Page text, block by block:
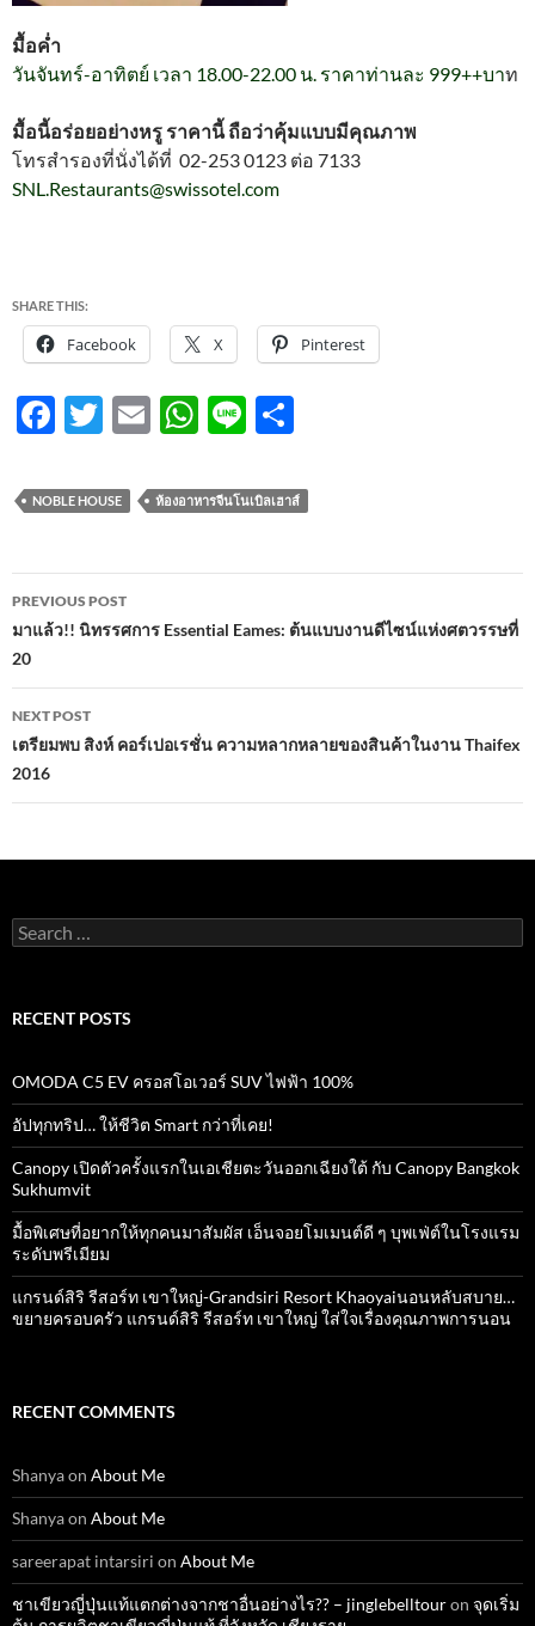
มื้อค่ำ
วันจันทร์-อาทิตย์ เวลา 18.00-22.00 น. ราคาท่านละ 999++บาท
มื้อนี้อร่อยอย่างหรู ราคานี้ ถือว่าคุ้มแบบมีคุณภาพ
โทรสำรองที่นั่งได้ที่ 02-253 0123 ต่อ 7133
SNL.Restaurants@swissotel.com
SHARE THIS:
Facebook X Pinterest
F
e
b
o
o
k
T
itt
er
E
ail
W
at
s
A
p
Li
e ar
e
NOBLE HOUSE ห้องอาหารจีนโนเบิลเฮาส์
Post
navigation
PREVIOUS POST
มาแล้ว!! นิทรรศการ Essential Eames: ต้นแบบงานดีไซน์แห่งศตวรรษที่
20
NEXT POST
เตรียมพบ สิงห์ คอร์เปอเรชั่น ความหลากหลายของสินค้าในงาน Thaifex
2016
Search
for:
RECENT POSTS
OMODA C5 EV ครอสโอเวอร์ SUV ไฟฟ้า 100%
อัปทุกทริป… ให้ชีวิต Smart กว่าที่เคย!
Canopy เปิดตัวครั้งแรกในเอเชียตะวันออกเฉียงใต้ กับ Canopy Bangkok
Sukhumvit
มื้อพิเศษที่อยากให้ทุกคนมาสัมผัส เอ็นจอยโมเมนต์ดี ๆ บุพเฟ่ต์ในโรงแรม
ระดับพรีเมียม
แกรนด์สิริ​ รีสอร์ท​ เขาใหญ่​-Grandsiri​ Resort​ Khaoyaiนอนหลับสบาย…
ขยายครอบครัว แกรนด์สิริ รีสอร์ท เขาใหญ่ ใส่ใจเรื่องคุณภาพการนอน
RECENT COMMENTS
Shanyaon About Me
Shanyaon About Me
sareerapat intarsiri on About Me
ชาเขียวญี่ปุ่นแท้แตกต่างจากชาอื่นอย่างไร?? – jinglebelltouron จุดเริ่ม